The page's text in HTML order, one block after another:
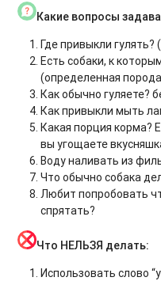
Какие вопросы
Где привыкли
Есть собаки, к
(определенная
Как обычно гуляете?
Как привыкли мыть
Какая порция корма?
вы угощаете
Воду наливать из
Что обычно собака
Любит попробовать
спрятать?
Что НЕЛЬЗЯ делать:
Использовать слово